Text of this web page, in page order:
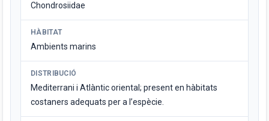
Chondrosiidae
HÀBITAT
Ambients marins
DISTRIBUCIÓ
Mediterrani i Atlàntic oriental; present en hàbitats
costaners adequats per a l’espècie.